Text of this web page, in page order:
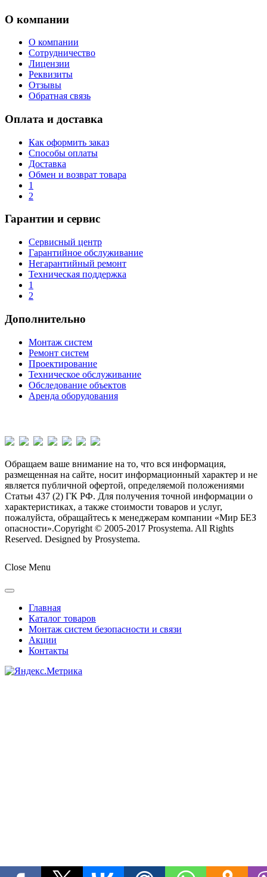
О компании
О компании
Сотрудничество
Лицензии
Реквизиты
Отзывы
Обратная связь
Оплата и доставка
Как оформить заказ
Способы оплаты
Доставка
Обмен и возврат товара
1
2
Гарантии и сервис
Сервисный центр
Гарантийное обслуживание
Негарантийный ремонт
Техническая поддержка
1
2
Дополнительно
Монтаж систем
Ремонт систем
Проектирование
Техническое обслуживание
Обследование объектов
Аренда оборудования
Обращаем ваше внимание на то, что вся информация,
размещенная на сайте, носит информационный характер и не
является публичной офертой, определяемой положениями
Статьи 437 (2) ГК РФ. Для получения точной информации о
характеристиках, а также стоимости товаров и услуг,
пожалуйста, обращайтесь к менеджерам компании «Мир БЕЗ
опасности».Copyright © 2005-2017 Prosystema. All Rights
Reserved. Designed by Prosystema.
Close Menu
Главная
Каталог товаров
Монтаж систем безопасности и связи
Акции
Контакты